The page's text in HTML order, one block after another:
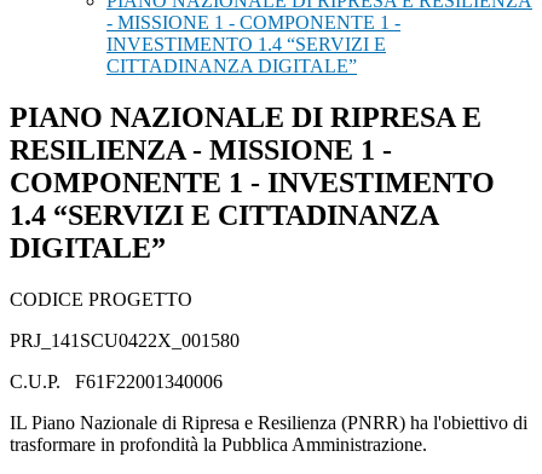
- MISSIONE 1 - COMPONENTE 1 -
INVESTIMENTO 1.4 “SERVIZI E
CITTADINANZA DIGITALE”
PIANO NAZIONALE DI RIPRESA E
RESILIENZA - MISSIONE 1 -
COMPONENTE 1 - INVESTIMENTO
1.4 “SERVIZI E CITTADINANZA
DIGITALE”
CODICE PROGETTO
PRJ_141SCU0422X_001580
C.U.P. F61F22001340006
IL Piano Nazionale di Ripresa e Resilienza (PNRR) ha l'obiettivo di
trasformare in profondità la Pubblica Amministrazione.